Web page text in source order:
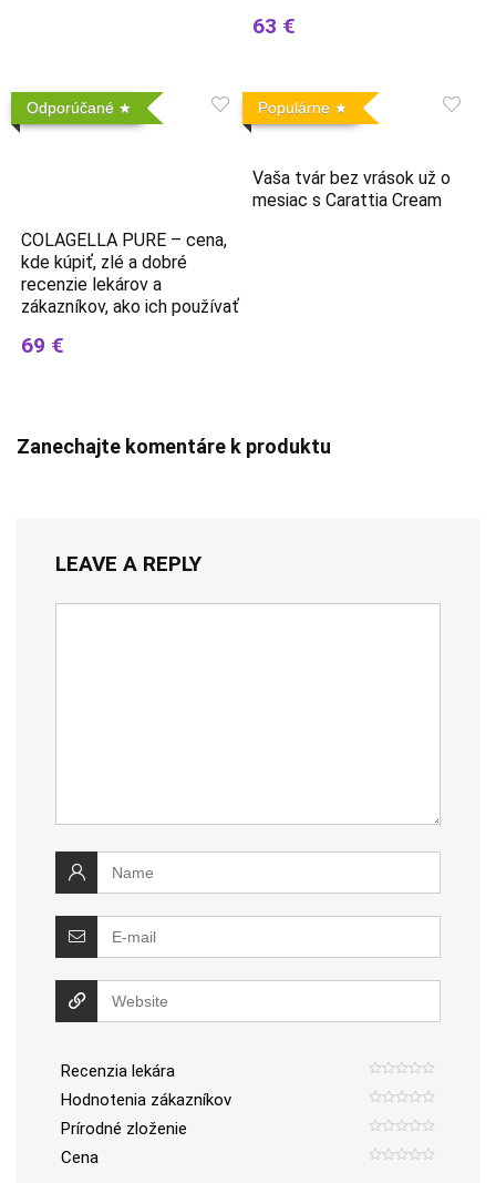
63 €
Odporúčané
COLAGELLA PURE – cena,
kde kúpiť, zlé a dobré
recenzie lekárov a
zákazníkov, ako ich používať
69 €
Populárne
Vaša tvár bez vrások už o
mesiac s Carattia Cream
Zanechajte komentáre k produktu
LEAVE A REPLY
Recenzia lekára
Hodnotenia zákazníkov
Prírodné zloženie
Cena